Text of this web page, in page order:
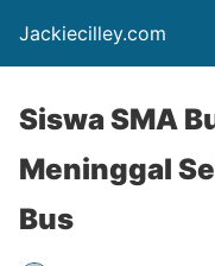
Jackiecilley.com
Siswa SMA
Meninggal
Bus